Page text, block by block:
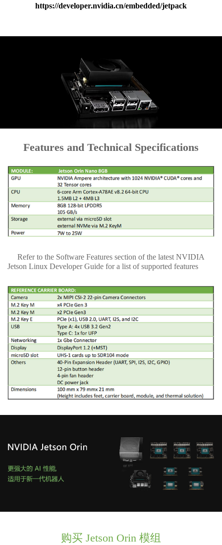
https://developer.nvidia.cn/embedded/jetpack
Features and Technical Specifications
Refer to the Software Features section of the latest NVIDIA
Jetson Linux Developer Guide for a list of supported features
购买 Jetson Orin 模组